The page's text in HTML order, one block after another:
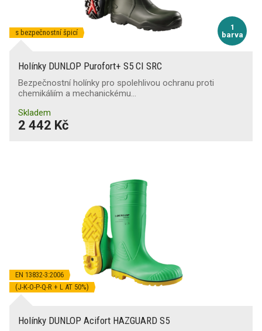
1
barva
s bezpečnostní špicí
Holínky DUNLOP Purofort+ S5 CI SRC
Bezpečnostní holínky pro spolehlivou ochranu proti
chemikáliím a mechanickému…
Skladem
2 442 Kč
EN 13832-3:2006
(J-K-O-P-Q-R + L AT 50%)
Holínky DUNLOP Acifort HAZGUARD S5